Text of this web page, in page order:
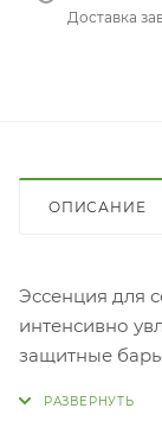
Доставка
ОПИСАНИЕ
Эссенция для
интенсивно
защитные